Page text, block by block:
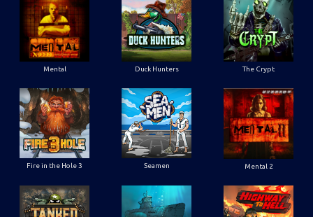
Mental Duck Hunters The Crypt
Fire in the Hole 3 Seamen Mental 2